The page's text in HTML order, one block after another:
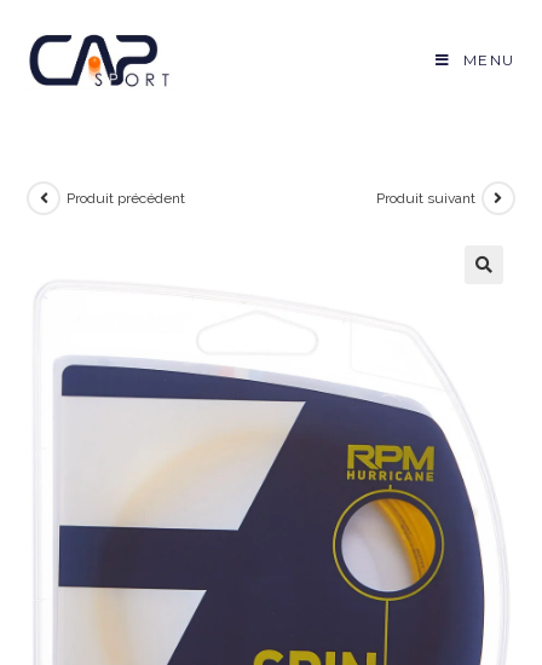
content
MENU
Produit précédent Produit suivant